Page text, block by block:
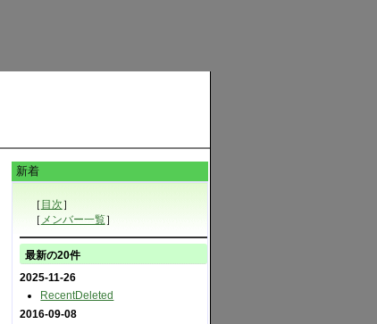
新着
［目次 ］
［ メンバー一覧］
最新の20件
2025-11-26
RecentDeleted
2016-09-08